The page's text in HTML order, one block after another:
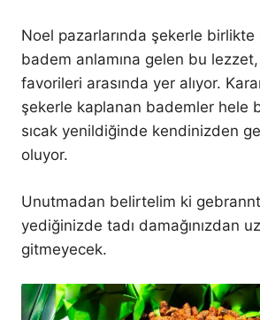
Noel pazarlarında şekerle birlikte
badem anlamına gelen bu lezzet,
favorileri arasında yer alıyor.
şekerle kaplanan bademler hele
sıcak yenildiğinde kendinizden
oluyor.
Unutmadan belirtelim ki
yediğinizde tadı damağınızdan
gitmeyecek.